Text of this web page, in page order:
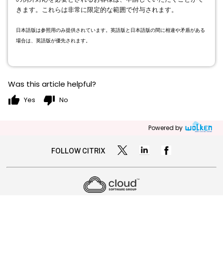
きます。これらは非常に限定的な範囲で付与されます。
日本語版は参照用のみ提供されています。英語版と日本語版の間に相違や矛盾がある
場合は、英語版が優先されます。
Was this article helpful?
thumb_up Yes thumb_down No
Powered by